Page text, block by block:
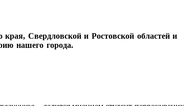
Свердловской и Ростовской областей и
нашего города.